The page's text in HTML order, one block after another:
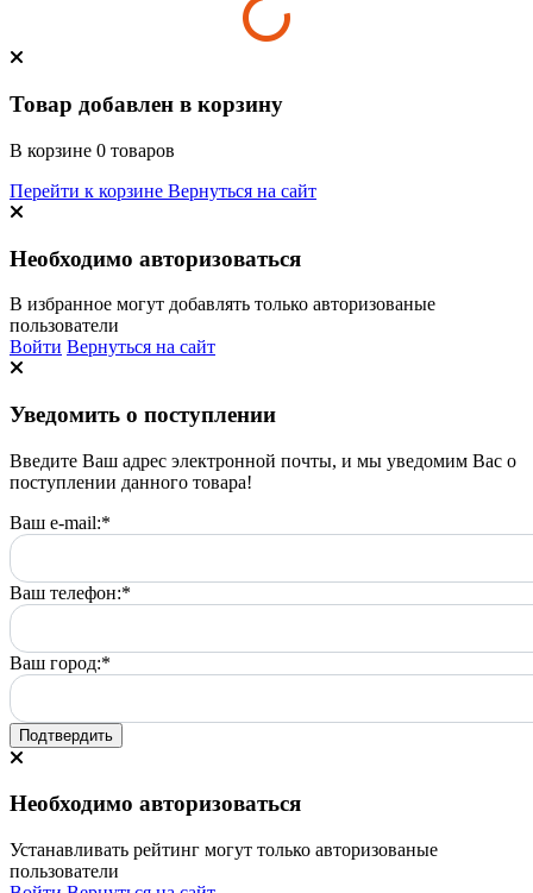
Товар добавлен в корзину
В корзине 0 товаров
Перейти к корзине Вернуться на сайт
Необходимо авторизоваться
В избранное могут добавлять только авторизованые
пользователи
Войти Вернуться на сайт
Уведомить о поступлении
Введите Ваш адрес электронной почты, и мы уведомим Вас о
поступлении данного товара!
Ваш e-mail:*
Ваш телефон:*
Ваш город:*
Подтвердить
Необходимо авторизоваться
Устанавливать рейтинг могут только авторизованые
пользователи